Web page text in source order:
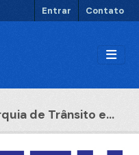
Entrar Contato
de Trânsito e...